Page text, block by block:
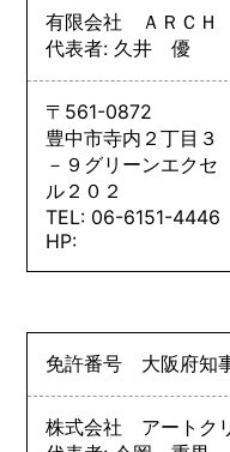
有限会社 ＡＲＣＨ
代表者: 久井 優
〒561-0872
豊中市寺内２丁目３
－９グリーンエクセ
ル２０２
TEL: 06-6151-4446
HP:
免許番号 大阪府知
株式会社 アートク